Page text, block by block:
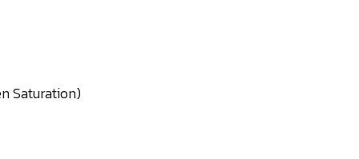
Saturation)